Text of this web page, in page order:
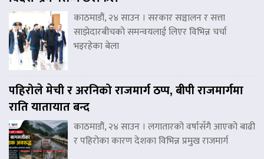
काठमाडौं, २४ साउन । सरकार सञ्चालन र सत्ता
साझेदारबीचको समन्वयलाई लिएर विभिन्न चर्चा
भइरहेका बेला
पहिरोले मेची र अरनिको राजमार्ग ठप्प, बीपी राजमार्गमा
राति यातायात बन्द
काठमाडौं, २४ साउन । लगातारको वर्षासँगै आएको बाढी
र पहिरोका कारण देशका विभिन्न प्रमुख राजमार्ग